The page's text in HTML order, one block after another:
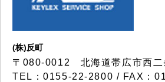
(株)反町
〒080-0012 北海道帯広市西二
TEL：0155-22-2800 / FAX：